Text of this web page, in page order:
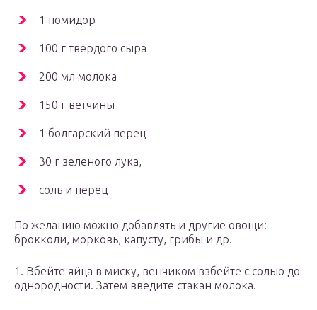
1 помидор
100 г твердого сыра
200 мл молока
150 г ветчины
1 болгарский перец
30 г зеленого лука,
соль и перец
По желанию можно добавлять и другие овощи:
брокколи, морковь, капусту, грибы и др.
1. Вбейте яйца в миску, венчиком взбейте с солью до
однородности. Затем введите стакан молока.